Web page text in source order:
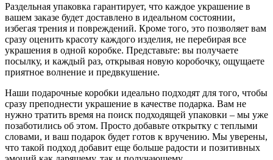
Раздельная упаковка гарантирует, что каждое украшение в
вашем заказе будет доставлено в идеальном состоянии,
избегая трения и повреждений. Кроме того, это позволяет вам
сразу оценить красоту каждого изделия, не перебирая все
украшения в одной коробке. Представьте: вы получаете
посылку, и каждый раз, открывая новую коробочку, ощущаете
приятное волнение и предвкушение.
Наши подарочные коробки идеально подходят для того, чтобы
сразу преподнести украшение в качестве подарка. Вам не
нужно тратить время на поиск подходящей упаковки – мы уже
позаботились об этом. Просто добавьте открытку с теплыми
словами, и ваш подарок будет готов к вручению. Мы уверены,
что такой подход добавит еще больше радости и позитивных